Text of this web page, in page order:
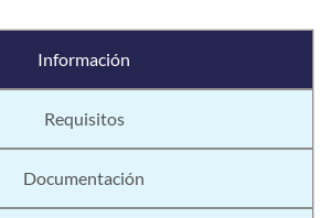
Información
Requisitos
Documentación